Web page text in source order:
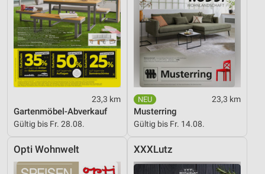
23,3 km
Gartenmöbel-Abverkauf
Gültig bis Fr. 28.08.
23,3 km
Musterring
Gültig bis Fr. 14.08.
Opti Wohnwelt XXXLutz